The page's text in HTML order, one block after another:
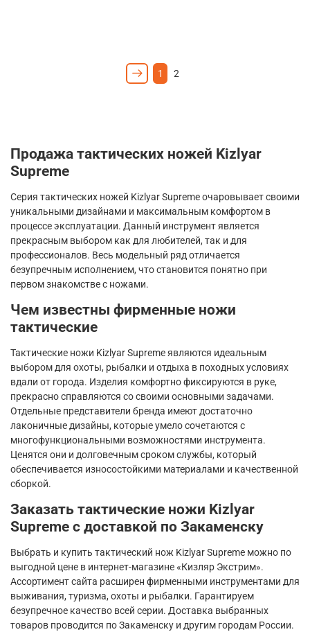
1 2
Продажа тактических ножей Kizlyar
Supreme
Серия тактических ножей KizlyarSupremeочаровывает своими
уникальными дизайнами и максимальным комфортом в
процессе эксплуатации. Данный инструмент является
прекрасным выбором как для любителей, так и для
профессионалов. Весь модельный ряд отличается
безупречным исполнением, что становится понятно при
первом знакомстве с ножами.
Чем известны фирменные ножи
тактические
Тактические ножи KizlyarSupremeявляются идеальным
выбором для охоты, рыбалки и отдыха в походных условиях
вдали от города. Изделия комфортно фиксируются в руке,
прекрасно справляются со своими основными задачами.
Отдельные представители бренда имеют достаточно
лаконичные дизайны, которые умело сочетаются с
многофункциональными возможностями инструмента.
Ценятся они и долговечным сроком службы, который
обеспечивается износостойкими материалами и качественной
сборкой.
Заказать тактические ножи Kizlyar
Supreme с доставкой по Закаменску
Выбрать и купить тактический нож KizlyarSupreme можно по
выгодной цене в интернет-магазине «Кизляр Экстрим».
Ассортимент сайта расширен фирменными инструментами для
выживания, туризма, охоты и рыбалки. Гарантируем
безупречное качество всей серии. Доставка выбранных
товаров проводится по Закаменску и другим городам России.